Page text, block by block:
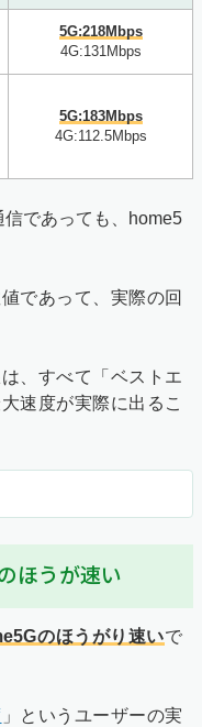
5G:218Mbps
4G:131Mbps
5G:183Mbps
4G:112.5Mbps
であっても、home5
であって、実際の回
、すべて「ベストエ
速度が実際に出るこ
ほうが速い
のほうがり速いで
」というユーザーの実